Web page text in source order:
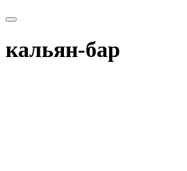
кальян-бар